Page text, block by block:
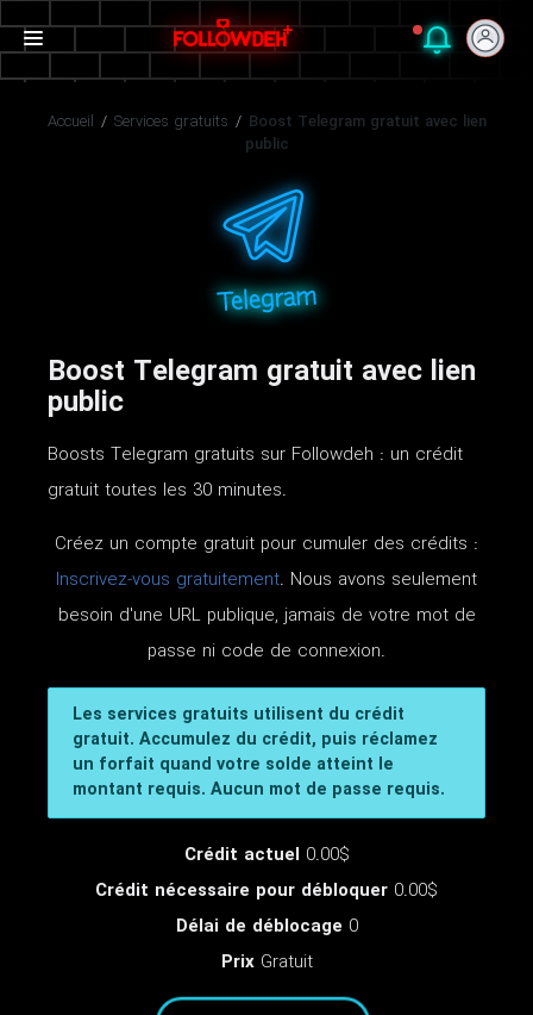
Accueil / Services gratuits / Boost Telegram gratuit avec lien
public
Boost Telegram gratuit avec lien
public
Boosts Telegram gratuits sur Followdeh : un crédit
gratuit toutes les 30 minutes.
Créez un compte gratuit pour cumuler des crédits :
Inscrivez-vous gratuitement. Nous avons seulement
besoin d'une URL publique, jamais de votre mot de
passe ni code de connexion.
Les services gratuits utilisent du crédit
gratuit. Accumulez du crédit, puis réclamez
un forfait quand votre solde atteint le
montant requis. Aucun mot de passe requis.
Crédit actuel 0.00$
Crédit nécessaire pour débloquer 0.00$
Délai de déblocage 0
PrixGratuit